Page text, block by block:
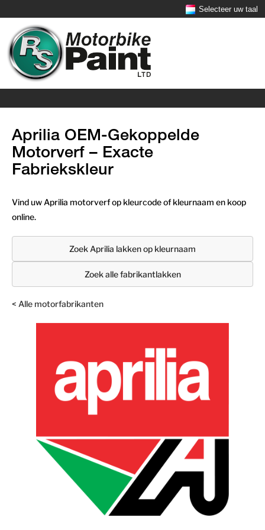
Selecteer uw taal
Aprilia OEM-Gekoppelde
Motorverf – Exacte
Fabriekskleur
Vind uw Aprilia motorverf op kleurcode of kleurnaam en koop
online.
Zoek Aprilia lakken op kleurnaam
Zoek alle fabrikantlakken
< Alle motorfabrikanten